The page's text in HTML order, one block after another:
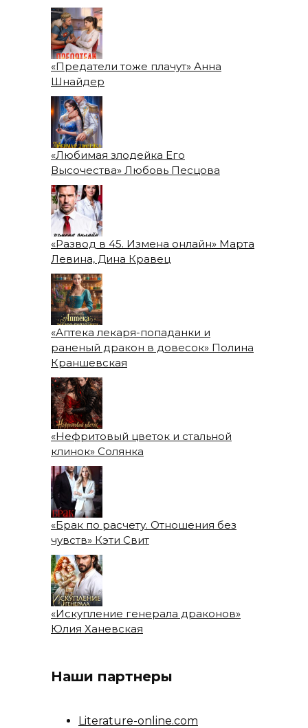
«Предатели тоже плачут» Анна
Шнайдер
«Любимая злодейка Его
Высочества» Любовь Песцова
«Развод в 45. Измена онлайн» Марта
Левина, Дина Кравец
«Аптека лекаря-попаданки и
раненый дракон в довесок» Полина
Краншевская
«Нефритовый цветок и стальной
клинок» Солянка
«Брак по расчету. Отношения без
чувств» Кэти Свит
«Искупление генерала драконов»
Юлия Ханевская
Наши партнеры
Literature-online.com